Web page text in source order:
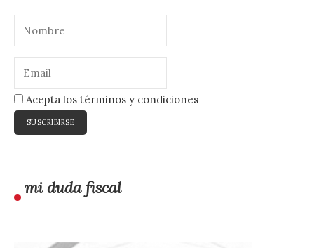
Acepta los términos y condiciones
mi duda fiscal